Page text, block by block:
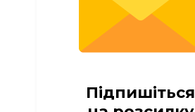
Підпишіться